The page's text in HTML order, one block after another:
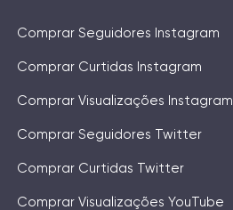
Comprar Seguidores Instagram
Comprar Curtidas Instagram
Comprar Visualizações Instagram
Comprar Seguidores Twitter
Comprar Curtidas Twitter
Comprar Visualizações YouTube